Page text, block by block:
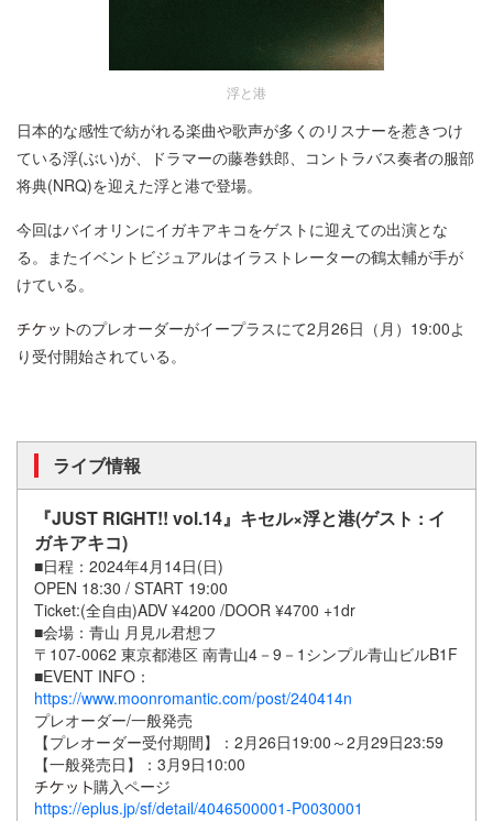
浮と港
日本的な感性で紡がれる楽曲や歌声が多くのリスナーを惹きつけ
ている浮(ぶい)が、ドラマーの藤巻鉄郎、コントラバス奏者の服部
将典(NRQ)を迎えた浮と港で登場。
今回はバイオリンにイガキアキコをゲストに迎えての出演とな
る。またイベントビジュアルはイラストレーターの鶴太輔が手が
けている。
のプレオーダーがイープラスにて2月26日（月）19:00よ
り受付開始されている。
ライブ情報
『JUST RIGHT!! vol.14』キセル×浮と港(ゲスト : イ
ガキアキコ)
■日程：2024年4月14日(日)
OPEN 18:30 / START 19:00
Ticket:(全自由)ADV ¥4200 /DOOR ¥4700 +1dr
■会場：青山 月見ル君想フ
〒107-0062 東京都港区 南青山4－9－1シンプル青山ビルB1F
■EVENT INFO：
https://www.moonromantic.com/post/240414n
プレオーダー/一般発売
【プレオーダー受付期間】：2月26日19:00～2月29日23:59
【一般発売日】：3月9日10:00
購入ページ
https://eplus.jp/sf/detail/4046500001-P0030001